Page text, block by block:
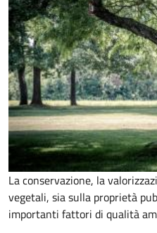
La conservazione, la
vegetali, sia sulla proprietà
importanti fattori di qualità